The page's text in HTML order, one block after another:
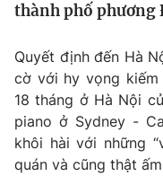
Tin tức
Thế giới đó đây
Câu chuyện quốc tế
Tài chính
Thị trường
Góc doanh nghiệp
Dữ liệu và đời sống
Truyền hình
Phim VTV
thành phố phương
Quyết định đến Hà
cờ với hy vọng kiếm
18 tháng ở Hà Nội
piano ở Sydney -
khôi hài với những
quán và cũng thật